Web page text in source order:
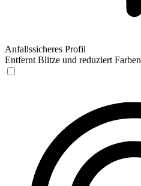
Anfallssicheres Profil
Entfernt Blitze und reduziert Farben